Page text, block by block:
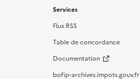
Services
Flux RSS
Table de concordance
Documentation
bofip-archives.impots.gouv.fr